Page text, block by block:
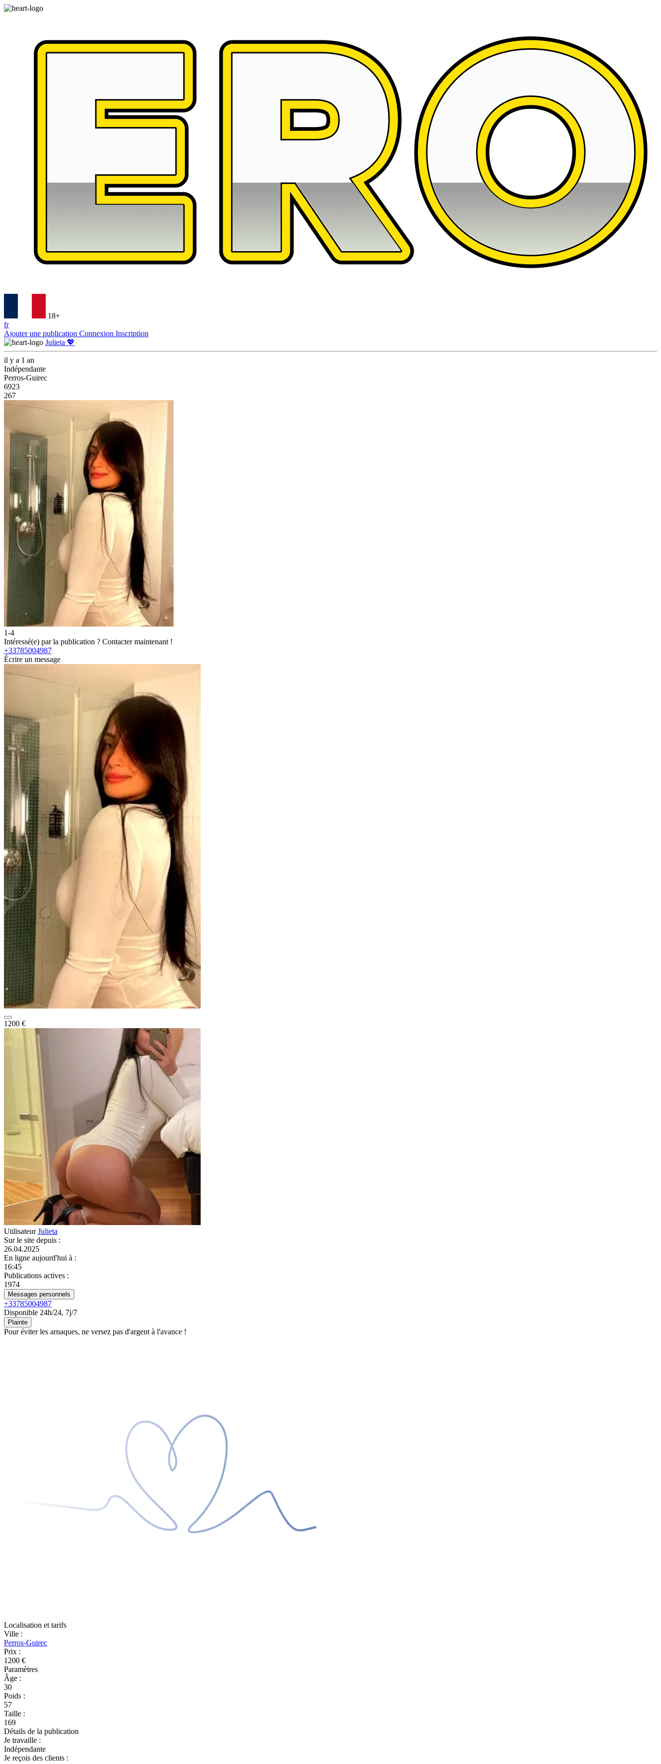
18+
fr
Ajouter une publication Connexion Inscription
Julieta 💖
il y a 1 an
Indépendante
Perros-Guirec
6923
267
1-4
Intéressé(e) par la publication ? Contacter maintenant !
+33785004987
Écrire un message
1200 €
UtilisateurJulieta
Sur le site depuis :
26.04.2025
En ligne aujourd'hui à :
16:45
Publications actives :
1974
Messages personnels
+33785004987
Disponible 24h/24, 7j/7
Plainte
Pour éviter les arnaques, ne versez pas d'argent à l'avance !
Localisation et tarifs
Ville :
Perros-Guirec
Prix :
1200 €
Paramètres
Âge :
30
Poids :
57
Taille :
169
Détails de la publication
Je travaille :
Indépendante
Je reçois des clients :